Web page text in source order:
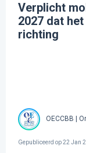
Verplicht
2027 dat
richting
OECCBB |
Gepubliceerd op22 Jan